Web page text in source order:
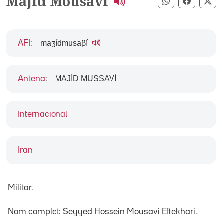
Compartir
Internacional
Iran
AFI : maʒídmusaβí
Antena: MAJÍD MUSSAVÍ
Militar.
Nom complet: Seyyed Hossein Mousavi Eftekhari.